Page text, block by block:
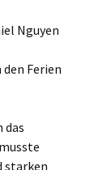
Nguyen
Ferien
das
starken